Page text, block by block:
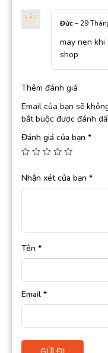
Đức– 29
may nen
shop
Thêm đánh giá
Email của bạn sẽ
bắt buộc được đánh
Đánh giá của bạn *
Nhận xét của bạn *
Tên *
Email *